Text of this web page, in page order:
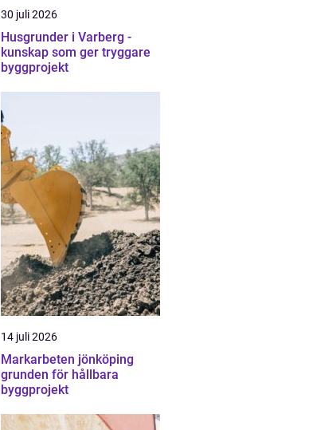
30 juli 2026
Husgrunder i Varberg -
kunskap som ger tryggare
byggprojekt
14 juli 2026
Markarbeten jönköping
grunden för hållbara
byggprojekt